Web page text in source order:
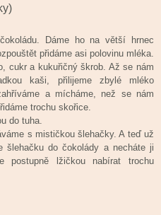
Dáme ho na větší hrnec
přidáme asi polovinu mléka.
cukr a kukuřičný škrob. Až se nám
kaši, přilijeme zbylé mléko
a mícháme, než se nám
trochu skořice.
do tuha.
s mističkou šlehačky. A teď už
do čokolády a necháte ji
postupně lžičkou nabírat trochu